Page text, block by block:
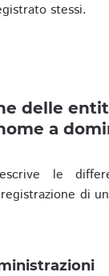
stessi.
delle
a
le
di